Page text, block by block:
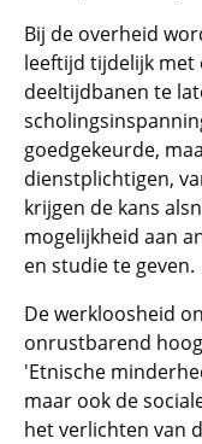
Bij de overheid
leeftijd tijdelijk met
deeltijdbanen te
goedgekeurde,
dienstplichtigen,
krijgen de kans
mogelijkheid aan
en studie te geven.
De werkloosheid
onrustbarend
'Etnische
maar ook de
het verlichten van